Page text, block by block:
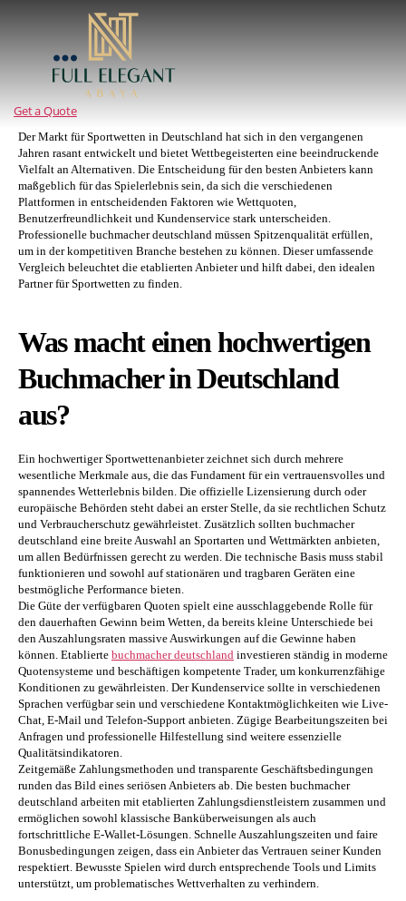
Get a Quote
Der Markt für Sportwetten in Deutschland hat sich in den vergangenen
Jahren rasant entwickelt und bietet Wettbegeisterten eine beeindruckende
Vielfalt an Alternativen. Die Entscheidung für den besten Anbieters kann
maßgeblich für das Spielerlebnis sein, da sich die verschiedenen
Plattformen in entscheidenden Faktoren wie Wettquoten,
Benutzerfreundlichkeit und Kundenservice stark unterscheiden.
Professionelle buchmacher deutschland müssen Spitzenqualität erfüllen,
um in der kompetitiven Branche bestehen zu können. Dieser umfassende
Vergleich beleuchtet die etablierten Anbieter und hilft dabei, den idealen
Partner für Sportwetten zu finden.
Was macht einen hochwertigen
Buchmacher in Deutschland
aus?
Ein hochwertiger Sportwettenanbieter zeichnet sich durch mehrere
wesentliche Merkmale aus, die das Fundament für ein vertrauensvolles und
spannendes Wetterlebnis bilden. Die offizielle Lizensierung durch oder
europäische Behörden steht dabei an erster Stelle, da sie rechtlichen Schutz
und Verbraucherschutz gewährleistet. Zusätzlich sollten buchmacher
deutschland eine breite Auswahl an Sportarten und Wettmärkten anbieten,
um allen Bedürfnissen gerecht zu werden. Die technische Basis muss stabil
funktionieren und sowohl auf stationären und tragbaren Geräten eine
bestmögliche Performance bieten.
Die Güte der verfügbaren Quoten spielt eine ausschlaggebende Rolle für
den dauerhaften Gewinn beim Wetten, da bereits kleine Unterschiede bei
den Auszahlungsraten massive Auswirkungen auf die Gewinne haben
können. Etablierte buchmacher deutschland investieren ständig in moderne
Quotensysteme und beschäftigen kompetente Trader, um konkurrenzfähige
Konditionen zu gewährleisten. Der Kundenservice sollte in verschiedenen
Sprachen verfügbar sein und verschiedene Kontaktmöglichkeiten wie Live-
Chat, E-Mail und Telefon-Support anbieten. Zügige Bearbeitungszeiten bei
Anfragen und professionelle Hilfestellung sind weitere essenzielle
Qualitätsindikatoren.
Zeitgemäße Zahlungsmethoden und transparente Geschäftsbedingungen
runden das Bild eines seriösen Anbieters ab. Die besten buchmacher
deutschland arbeiten mit etablierten Zahlungsdienstleistern zusammen und
ermöglichen sowohl klassische Banküberweisungen als auch
fortschrittliche E-Wallet-Lösungen. Schnelle Auszahlungszeiten und faire
Bonusbedingungen zeigen, dass ein Anbieter das Vertrauen seiner Kunden
respektiert. Bewusste Spielen wird durch entsprechende Tools und Limits
unterstützt, um problematisches Wettverhalten zu verhindern.